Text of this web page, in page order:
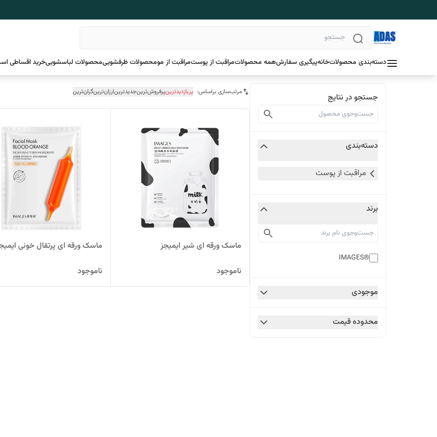
دسته‌بندی محصولاتخانهپیگیری سفارشهمه محصولاتمراقبت از پوستمراقبت از مومحصولات ظرفشوییمحصولات لباسشوییخرید اقساطی
جستجو در نتایج
دسته‌بندی
مراقبت از پوست
برند
®IMAGES
موجودی
محدوده قیمت
مرتب‌سازی براساس: پربازدیدترینپرفروش‌ترینجدیدترینارزان‌ترینگران‌ترین
ماسک ورقه ای شیر ایمیجز
ناموجود
ماسک ورقه ای پرتقال خونی
ناموجود